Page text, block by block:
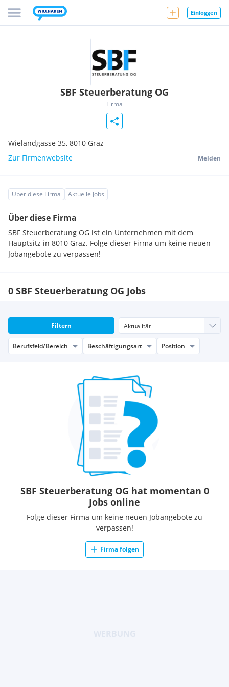
Einloggen
SBF Steuerberatung OG
Firma
Wielandgasse 35, 8010 Graz
Zur Firmenwebsite
Melden
Über diese Firma Aktuelle Jobs
Über diese Firma
SBF Steuerberatung OG ist ein Unternehmen mit dem
Hauptsitz in 8010 Graz. Folge dieser Firma um keine neuen
Jobangebote zu verpassen!
0 SBF Steuerberatung OG Jobs
Filtern
Berufsfeld/Bereich Beschäftigungsart Position
SBF Steuerberatung OG hat momentan 0
Jobs online
Folge dieser Firma um keine neuen Jobangebote zu
verpassen!
Firma folgen